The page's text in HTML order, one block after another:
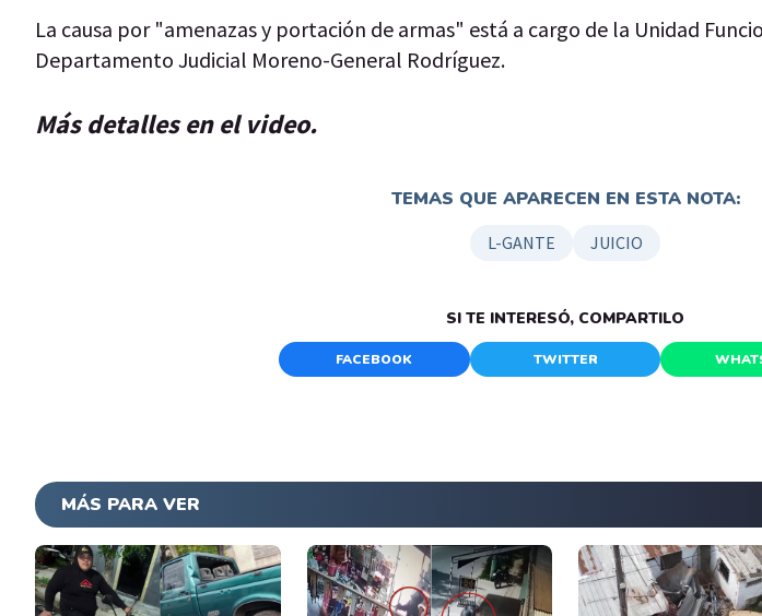
La causa por "amenazas y portación de armas" está a cargo de la Unidad
Departamento Judicial Moreno-General Rodríguez.
Más detalles en el video.
TEMAS QUE APARECEN EN ESTA NOTA:
L-GANTE JUICIO
SI TE INTERESÓ, COMPARTILO
FACEBOOK TWITTER
MÁS PARA VER